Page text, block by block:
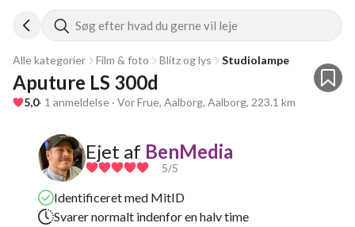
Søg efter hvad du gerne vil leje
Alle kategorier Film & foto Blitz og lys Studiolampe
Aputure LS 300d
5,0· 1 anmeldelse · Vor Frue, Aalborg, Aalborg, 223.1 km
Ejet af BenMedia
5/5
Identificeret med MitID
Svarer normalt indenfor en halv time